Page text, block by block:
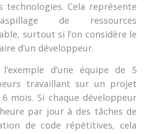
technologies. Cela représente
de ressources
surtout si l’on considère le
d’un développeur.
l’exemple d’une équipe de 5
travaillant sur un projet
mois. Si chaque développeur
par jour à des tâches de
de code répétitives, cela